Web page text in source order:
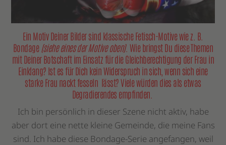
Ein Motiv Deiner Bilder sind klassische Fetisch-Motive wie z. B.
Bondage (siehe eines der Motive oben). Wie bringst Du diese Themen
mit Deiner Botschaft im Einsatz für die Gleichberechtigung der Frau in
Einklang? Ist es für Dich kein Widerspruch in sich, wenn sich eine
starke Frau nackt fesseln lässt? Viele würden dies als etwas
Degradierendes empfinden.
Ich bin persönlich in dieser Szene nicht aktiv, habe
aber dort eine nette kleine Gemeinde, die meine Fans
sind. Ich habe diese Bondage-Serie angefangen, weil